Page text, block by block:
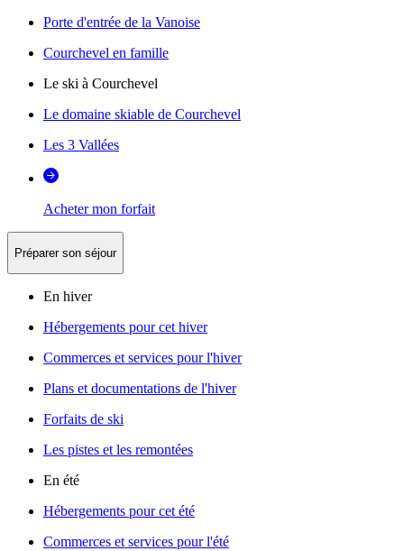
Porte d'entrée de la Vanoise
Courchevel en famille
Le ski à Courchevel
Le domaine skiable de Courchevel
Les 3 Vallées
Acheter mon forfait
Préparer son séjour
En hiver
Hébergements pour cet hiver
Commerces et services pour l'hiver
Plans et documentations de l'hiver
Forfaits de ski
Les pistes et les remontées
En été
Hébergements pour cet été
Commerces et services pour l'été